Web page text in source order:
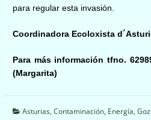
para regular esta invasión.
Coordinadora Ecoloxista
Para más información tfno.
(Margarita)
Asturias, Contaminación, Energía,